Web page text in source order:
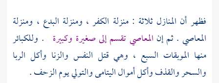
فظهر أن المنازل ثلاثة : منزلة الكفر ، ومنزلة البدع ، ومنزلة
المعاصي . ثم إن المعاصي تقسم إلى صغيرة وكبيرة . وللكبائر
منها الموبقات السبع ، وهي قتل النفس والزنا وأكل الربا
والسحر والقذف وأكل أموال اليتامى والتولي يوم الزحف .